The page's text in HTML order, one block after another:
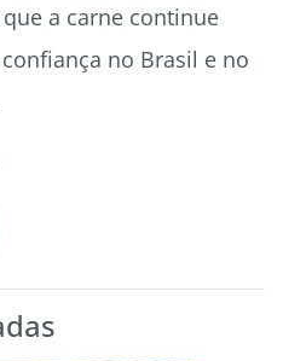
a carne continue
no Brasil e no